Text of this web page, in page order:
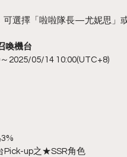
選擇「啦啦隊長—尤妮思」
喚機台
2025/05/14 10:00(UTC+8)
Pick-up之★SSR角色